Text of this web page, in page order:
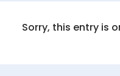
Sorry, this entry is